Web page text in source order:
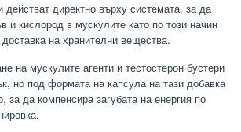
действат директно върху системата, за да
и кислород в мускулите като по този начин
на хранителни вещества.
на мускулите агенти и тестостерон бустери
но под формата на капсула на тази добавка
за да компенсира загубата на енергия по